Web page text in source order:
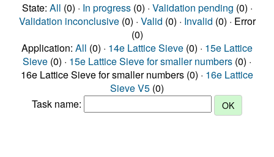
State: All (0) · In progress(0) · Validation pending (0) ·
Validation inconclusive(0) · Valid (0) · Invalid (0) · Error
(0)
Application: All (0) · 14e Lattice Sieve (0) · 15e Lattice
Sieve (0) · 15e Lattice Sieve for smaller numbers (0) ·
16e Lattice Sieve for smaller numbers (0) · 16e Lattice
Sieve V5 (0)
Task name: